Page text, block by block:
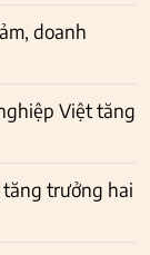
doanh
Việt tăng
tăng trưởng hai